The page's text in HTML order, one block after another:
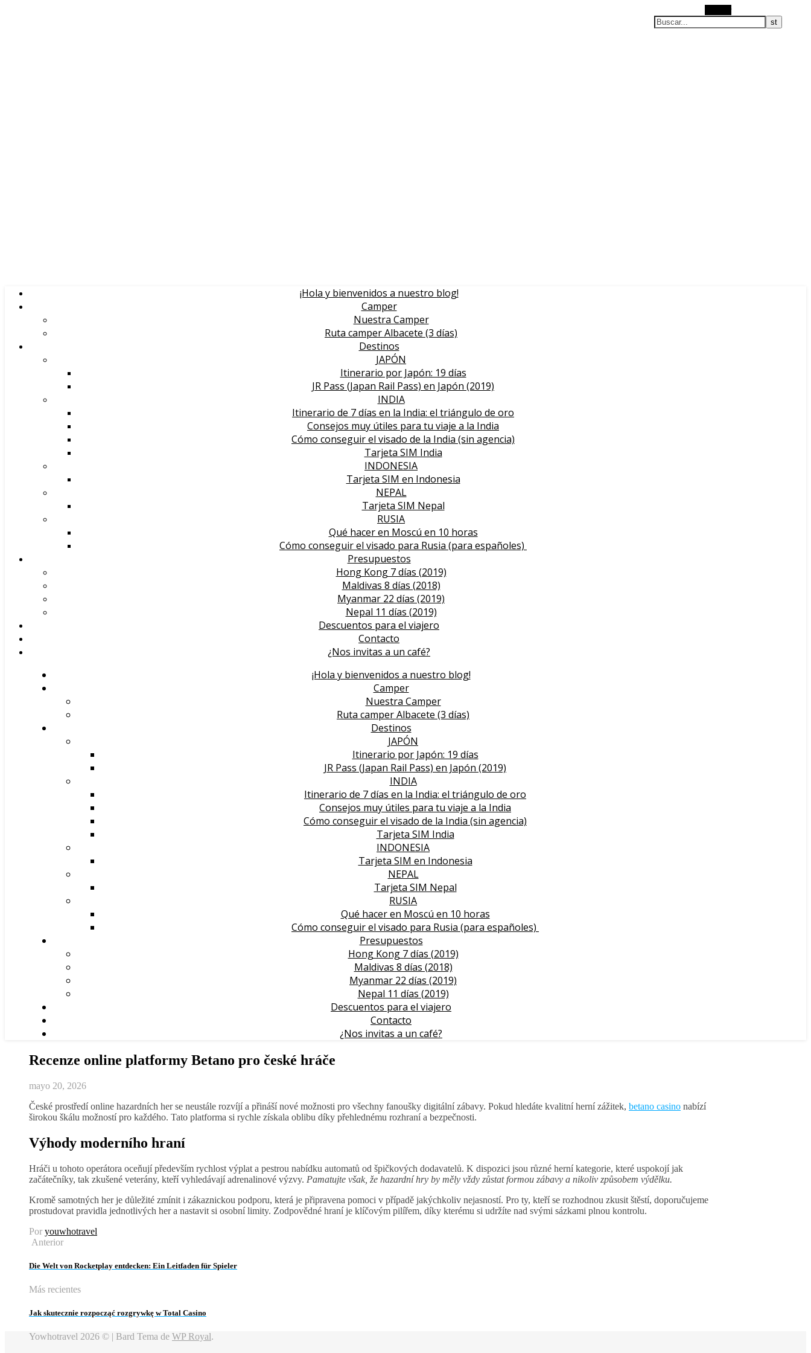
¡Hola y bienvenidos a nuestro blog!
Camper
Nuestra Camper
Ruta camper Albacete (3 días)
Destinos
JAPÓN
Itinerario por Japón: 19 días
JR Pass (Japan Rail Pass) en Japón (2019)
INDIA
Itinerario de 7 días en la India: el triángulo de oro
Consejos muy útiles para tu viaje a la India
Cómo conseguir el visado de la India (sin agencia)
Tarjeta SIM India
INDONESIA
Tarjeta SIM en Indonesia
NEPAL
Tarjeta SIM Nepal
RUSIA
Qué hacer en Moscú en 10 horas
Cómo conseguir el visado para Rusia (para españoles)
Presupuestos
Hong Kong 7 días (2019)
Maldivas 8 días (2018)
Myanmar 22 días (2019)
Nepal 11 días (2019)
Descuentos para el viajero
Contacto
¿Nos invitas a un café?
¡Hola y bienvenidos a nuestro blog!
Camper
Nuestra Camper
Ruta camper Albacete (3 días)
Destinos
JAPÓN
Itinerario por Japón: 19 días
JR Pass (Japan Rail Pass) en Japón (2019)
INDIA
Itinerario de 7 días en la India: el triángulo de oro
Consejos muy útiles para tu viaje a la India
Cómo conseguir el visado de la India (sin agencia)
Tarjeta SIM India
INDONESIA
Tarjeta SIM en Indonesia
NEPAL
Tarjeta SIM Nepal
RUSIA
Qué hacer en Moscú en 10 horas
Cómo conseguir el visado para Rusia (para españoles)
Presupuestos
Hong Kong 7 días (2019)
Maldivas 8 días (2018)
Myanmar 22 días (2019)
Nepal 11 días (2019)
Descuentos para el viajero
Contacto
¿Nos invitas a un café?
Recenze online platformy Betano pro české hráče
mayo 20, 2026
České prostředí online hazardních her se neustále rozvíjí a přináší nové možnosti pro všechny fanoušky digitální zábavy. Pokud hledáte kvalitní herní zážitek, betano casino nabízí
širokou škálu možností pro každého. Tato platforma si rychle získala oblibu díky přehlednému rozhraní a bezpečnosti.
Výhody moderního hraní
Hráči u tohoto operátora oceňují především rychlost výplat a pestrou nabídku automatů od špičkových dodavatelů. K dispozici jsou různé herní kategorie, které uspokojí jak
začátečníky, tak zkušené veterány, kteří vyhledávají adrenalinové výzvy. Pamatujte však, že hazardní hry by měly vždy zůstat formou zábavy a nikoliv způsobem výdělku.
Kromě samotných her je důležité zmínit i zákaznickou podporu, která je připravena pomoci v případě jakýchkoliv nejasností. Pro ty, kteří se rozhodnou zkusit štěstí, doporučujeme
prostudovat pravidla jednotlivých her a nastavit si osobní limity. Zodpovědné hraní je klíčovým pilířem, díky kterému si udržíte nad svými sázkami plnou kontrolu.
Por youwhotravel
Anterior
Die Welt von Rocketplay entdecken: Ein Leitfaden für Spieler
Más recientes
Jak skutecznie rozpocząć rozgrywkę w Total Casino
Yowhotravel 2026 © | Bard Tema de WP Royal.